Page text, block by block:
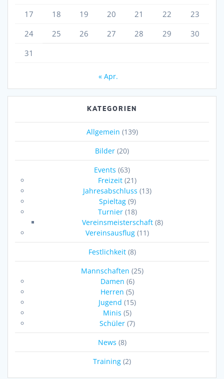
17
18 19 20 21 22
23
24
25 26 27 28 29
30
31
« Apr.
KATEGORIEN
Allgemein (139)
Bilder (20)
Events (63)
Freizeit (21)
Jahresabschluss (13)
Spieltag(9)
Turnier(18)
Vereinsmeisterschaft (8)
Vereinsausflug (11)
Festlichkeit(8)
Mannschaften (25)
Damen (6)
Herren (5)
Jugend (15)
Minis (5)
Schüler (7)
News (8)
Training (2)